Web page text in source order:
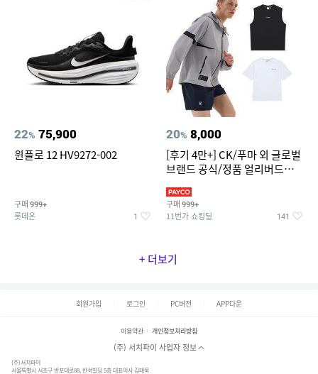
22% 75,900
윈플로 12 HV9272-002
구매 999+
롯데온 1
20% 8,000
[후기 4만+] CK/푸마 외 글로벌
브랜드 공식/정품 얼리버드
구매 999+
11번가 쇼킹딜 141
+ 더보기
회원가입 로그인 PC버전 APP다운
이용약관 개인정보처리방침
(주) 서치파이 사업자 정보
(주)서치파이
서울특별시 서초구 반포대로88, 반석빌딩 5층 대표이사 김태묵